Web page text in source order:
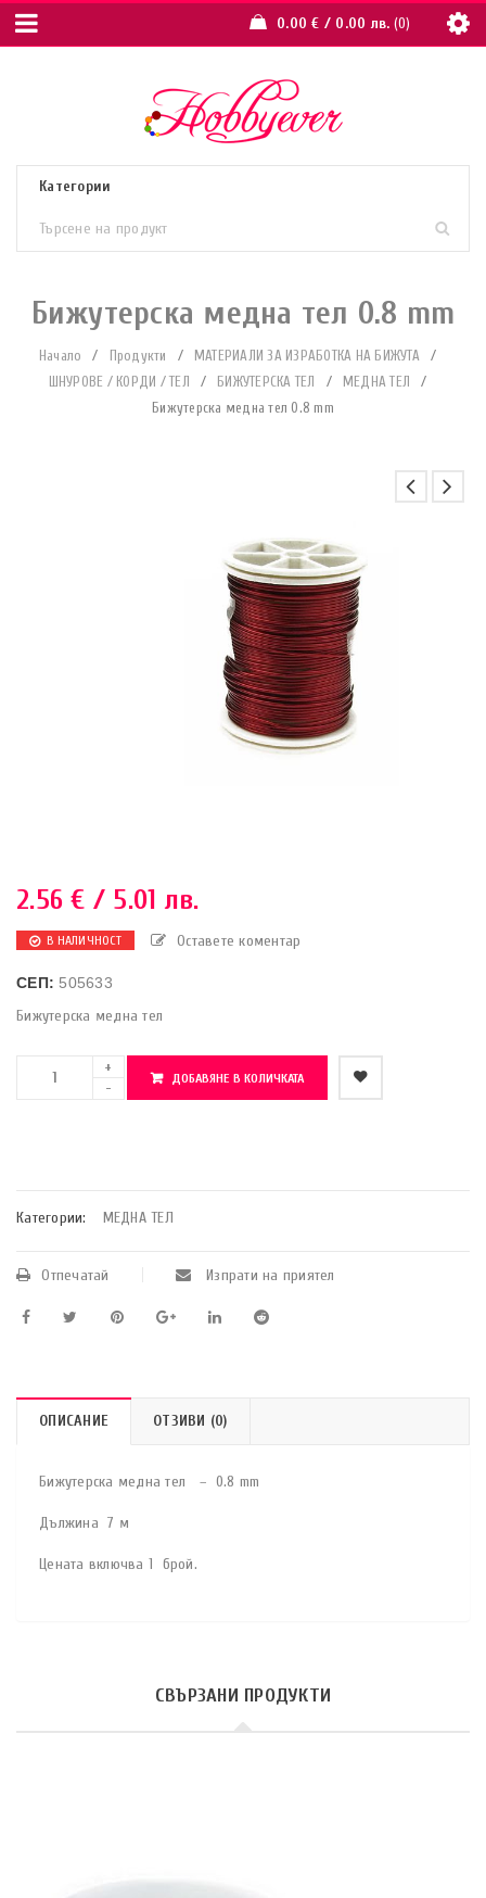
0.00€ / 0.00 лв. 0
Бижутерска медна тел 0.8 mm
Начало / Продукти / МАТЕРИАЛИ ЗА ИЗРАБОТКА НА БИЖУТА
/
ШНУРОВЕ / КОРДИ / ТЕЛ
/ БИЖУТЕРСКА ТЕЛ / МЕДНА ТЕЛ
/
Бижутерска медна тел 0.8 mm
2.56€ / 5.01 лв.
В НАЛИЧНОСТ Оставете коментар
СЕП: 505633
Бижутерска медна тел
ДОБАВЯНЕ В КОЛИЧКАТА
Категории: МЕДНА ТЕЛ
Отпечатай Изпрати на приятел
ОПИСАНИЕ ОТЗИВИ (0)
Бижутерска медна тел – 0.8 mm
Дължина 7 м
Цената включва 1 брой.
СВЪРЗАНИ ПРОДУКТИ